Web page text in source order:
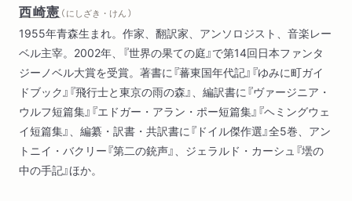
西崎憲 （ にしざき・けん ）
1955年青森生まれ。作家、翻訳家、アンソロジスト、音楽レー
ベル主宰。2002年、『世界の果ての庭』で第14回日本ファンタ
ジーノベル大賞を受賞。著書に『蕃東国年代記』『ゆみに町ガイ
ドブック』『飛行士と東京の雨の森』、編訳書に『ヴァージニア・
ウルフ短篇集』『エドガー・アラン・ポー短篇集』『ヘミングウェ
イ短篇集』、編纂・訳書・共訳書に『ドイル傑作選』全5巻、アン
トニイ・バクリー『第二の銃声』、ジェラルド・カーシュ『壜の
中の手記』ほか。